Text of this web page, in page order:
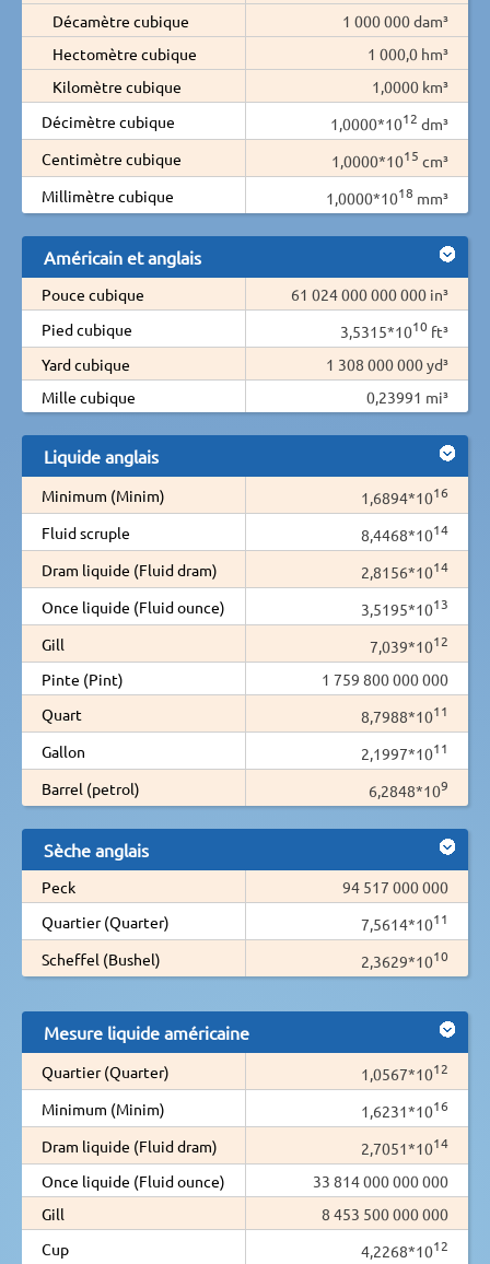
Décamètre cubique
1 000 000 dam³
Hectomètre cubique
1 000,0 hm³
Kilomètre cubique
1,0000 km³
Décimètre cubique
1,0000*1012 dm³
Centimètre cubique
1,0000*1015 cm³
Millimètre cubique
1,0000*1018 mm³
Américain et anglais
Pouce cubique
61 024 000 000 000 in³
Pied cubique
3,5315*1010 ft³
Yard cubique
1 308 000 000 yd³
Mille cubique
0,23991 mi³
Liquide anglais
Minimum (Minim) 1,6894*1016
Fluid scruple 8,4468*1014
Dram liquide (Fluid dram) 2,8156*1014
Once liquide (Fluid ounce) 3,5195*1013
Gill 7,039*1012
Pinte (Pint)
1 759 800 000 000
Quart
8,7988*1011
Gallon 2,1997*1011
Barrel (petrol) 6,2848*109
Sèche anglais
Peck
94 517 000 000
Quartier (Quarter)
7,5614*1011
Scheffel (Bushel) 2,3629*1010
Mesure liquide américaine
Quartier (Quarter) 1,0567*1012
Minimum (Minim) 1,6231*1016
Dram liquide (Fluid dram) 2,7051*1014
Once liquide (Fluid ounce)
33 814 000 000 000
Gill
8 453 500 000 000
Cup
4,2268*1012